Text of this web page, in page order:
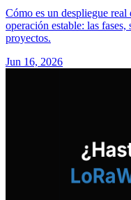
Cómo es un despliegue
operación estable: las
proyectos.
Jun 16, 2026